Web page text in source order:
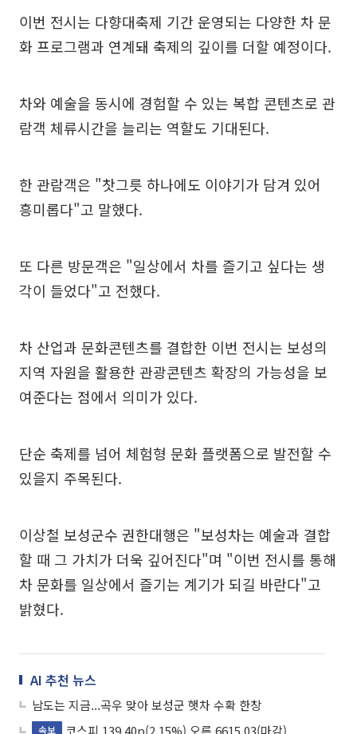
이번 전시는 다향대축제 기간 운영되는 다양한 차 문
화 프로그램과 연계돼 축제의 깊이를 더할 예정이다.
차와 예술을 동시에 경험할 수 있는 복합 콘텐츠로 관
람객 체류시간을 늘리는 역할도 기대된다.
한 관람객은 "찻그릇 하나에도 이야기가 담겨 있어
흥미롭다"고 말했다.
또 다른 방문객은 "일상에서 차를 즐기고 싶다는 생
각이 들었다"고 전했다.
차 산업과 문화콘텐츠를 결합한 이번 전시는 보성의
지역 자원을 활용한 관광콘텐츠 확장의 가능성을 보
여준다는 점에서 의미가 있다.
단순 축제를 넘어 체험형 문화 플랫폼으로 발전할 수
있을지 주목된다.
이상철 보성군수 권한대행은 "보성차는 예술과 결합
할 때 그 가치가 더욱 깊어진다"며 "이번 전시를 통해
차 문화를 일상에서 즐기는 계기가 되길 바란다"고
밝혔다.
AI 추천 뉴스
남도는 지금...곡우 맞아 보성군 햇차 수확 한창
속보